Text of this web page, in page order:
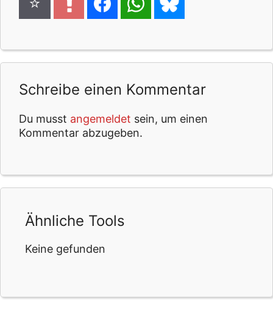
Schreibe einen Kommentar
Du musst angemeldet sein, um einen
Kommentar abzugeben.
Ähnliche Tools
Keine gefunden